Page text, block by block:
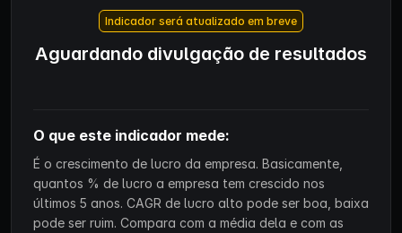
Indicador será atualizado em breve
Aguardando divulgação de resultados
O que este indicador mede:
É o crescimento de lucro da empresa. Basicamente,
quantos % de lucro a empresa tem crescido nos
últimos 5 anos. CAGR de lucro alto pode ser boa, baixa
pode ser ruim. Compara com a média dela e com as